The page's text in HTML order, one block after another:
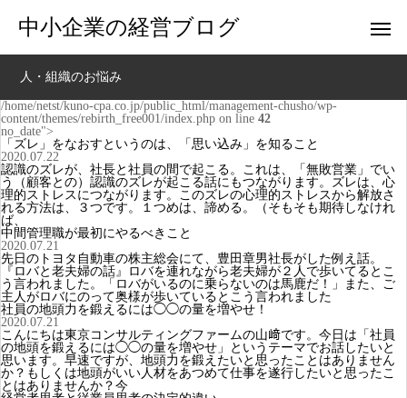
中小企業の経営ブログ
人・組織のお悩み
/home/netst/kuno-cpa.co.jp/public_html/management-chusho/wp-
content/themes/rebirth_free001/index.php on line 42
no_date">
「ズレ」をなおすというのは、「思い込み」を知ること
2020.07.22
認識のズレが、社長と社員の間で起こる。これは、「無敗営業」でい
う（顧客との）認識のズレが起こる話にもつながります。ズレは、心
理的ストレスにつながります。このズレの心理的ストレスから解放さ
れる方法は、３つです。１つめは、諦める。（そもそも期待しなけれ
ば、
中間管理職が最初にやるべきこと
2020.07.21
先日のトヨタ自動車の株主総会にて、豊田章男社長がした例え話。
『ロバと老夫婦の話』ロバを連れながら老夫婦が２人で歩いてるとこ
う言われました。「ロバがいるのに乗らないのは馬鹿だ！」また、ご
主人がロバにのって奥様が歩いているとこう言われました
社員の地頭力を鍛えるには◯◯の量を増やせ！
2020.07.21
こんにちは東京コンサルティングファームの山﨑です。今日は「社員
の地頭を鍛えるには◯◯の量を増やせ」というテーマでお話したいと
思います。早速ですが、地頭力を鍛えたいと思ったことはありません
か？もしくは地頭がいい人材をあつめて仕事を遂行したいと思ったこ
とはありませんか？今